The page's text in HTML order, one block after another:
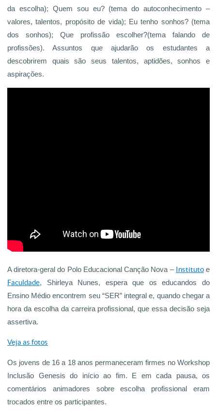
da escolha); Quem sou eu? (tema do autoconhecimento –
valores, talentos, propósito de vida); Eu tenho sonhos? (tema
dos sonhos); Que profissão escolher?(tema falando de
profissões). Assuntos que ajudarão os estudantes a
descobrirem quais são seus talentos, aptidões, sonhos e
aspirações.
A diretora-geral do Polo Educacional Canção Nova – Institutoe
Faculdade, Shirleya Nunes, espera que os educandos do
Ensino Médio encontrem seu “SER” integral e, quando chegar a
hora da escolha da carreira profissional, que essa decisão seja
assertiva.
Veja as fotos
Os jovens de 16 a 18 anos permaneceram firmes no Workshop
Inclusão Genesis do início ao fim. E em cada pausa, os
comentários animadores sobre escolha profissional eram
trocados entre os participantes.